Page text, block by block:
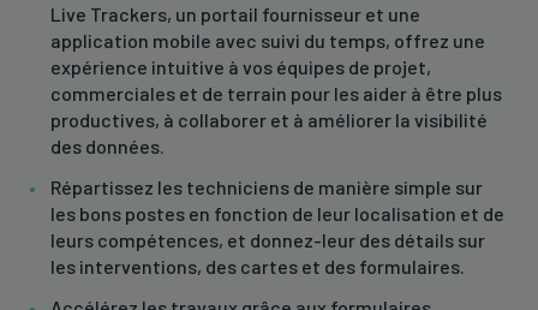
Live Trackers, un portail fournisseur et une
application mobile avec suivi du temps, offrez une
expérience intuitive à vos équipes de projet,
commerciales et de terrain pour les aider à être plus
productives, à collaborer et à améliorer la visibilité
des données.
Répartissez les techniciens de manière simple sur
les bons postes en fonction de leur localisation et de
leurs compétences, et donnez-leur des détails sur
les interventions, des cartes et des formulaires.